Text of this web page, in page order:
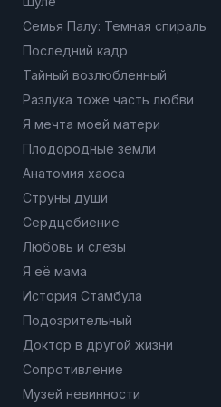
Семья Палу: Темная спираль
Последний кадр
Тайный возлюбленный
Разлука тоже часть любви
Я мечта моей матери
Плодородные земли
Анатомия хаоса
Струны души
Сердцебиение
Любовь и слезы
Я её мама
История Стамбула
Подозрительный
Доктор в другой жизни
Сопротивление
Музей невинности